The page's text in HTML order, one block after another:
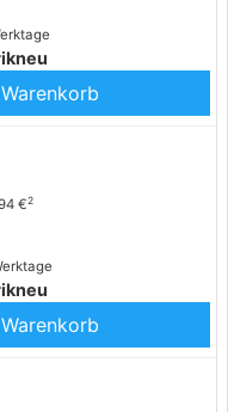
Warenkorb
€2
Warenkorb